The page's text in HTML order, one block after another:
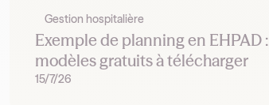
Gestion hospitalière
Exemple de planning en EHPAD :
modèles gratuits à télécharger
15/7/26